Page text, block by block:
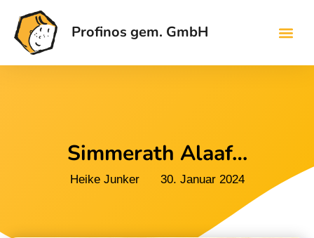
Profinos gem. GmbH
Simmerath Alaaf…
Heike Junker 30. Januar 2024